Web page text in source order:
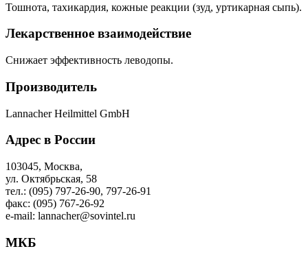
Тошнота, тахикардия, кожные реакции (зуд, уртикарная сыпь).
Лекарственное взаимодействие
Снижает эффективность леводопы.
Производитель
Lannacher Heilmittel GmbH
Адрес в России
103045, Москва,
ул. Октябрьская, 58
тел.: (095) 797-26-90, 797-26-91
факс: (095) 767-26-92
e-mail: lannacher@sovintel.ru
МКБ